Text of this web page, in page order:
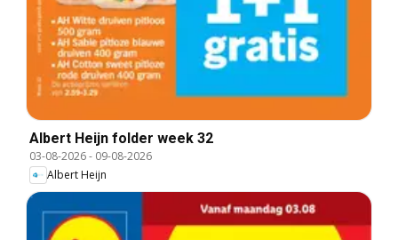
Albert Heijn folder week 32
03-08-2026- 09-08-2026
Albert Heijn